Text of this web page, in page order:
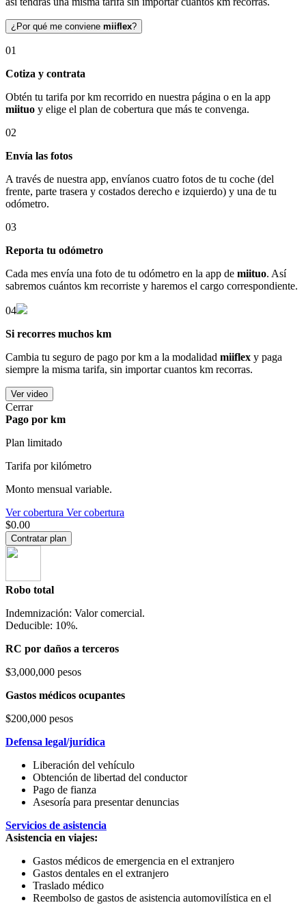
¿Por qué me conviene miiflex?
01
Cotiza y contrata
Obtén tu tarifa por km recorrido en nuestra página o en la app
miituo y elige el plan de cobertura que más te convenga.
02
Envía las fotos
A través de nuestra app, envíanos cuatro fotos de tu coche (del
frente, parte trasera y costados derecho e izquierdo) y una de tu
odómetro.
03
Reporta tu odómetro
Cada mes envía una foto de tu odómetro en la app de miituo. Así
sabremos cuántos km recorriste y haremos el cargo correspondiente.
04
Si recorres muchos km
Cambia tu seguro de pago por km a la modalidad miiflex y paga
siempre la misma tarifa, sin importar cuantos km recorras.
Ver video
Cerrar
Pago por km
Plan limitado
Tarifa por kilómetro
Monto mensual variable.
Ver cobertura Ver cobertura
$0.00
Contratar plan
Robo total
Indemnización: Valor comercial.
Deducible: 10%.
RC por daños a terceros
$3,000,000 pesos
Gastos médicos ocupantes
$200,000 pesos
Defensa legal/jurídica
Liberación del vehículo
Obtención de libertad del conductor
Pago de fianza
Asesoría para presentar denuncias
Servicios de asistencia
Asistencia en viajes:
Gastos médicos de emergencia en el extranjero
Gastos dentales en el extranjero
Traslado médico
Reembolso de gastos de asistencia automovilística en el